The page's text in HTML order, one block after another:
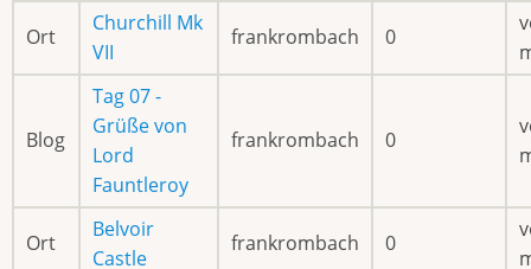
Ort
Churchill Mk
VII
frankrombach 0
Blog
Tag 07 -
Grüße von
Lord
Fauntleroy
frankrombach 0
Ort
Belvoir
Castle
frankrombach 0